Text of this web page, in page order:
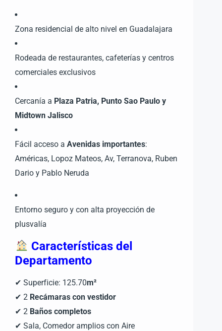
Zona residencial de alto nivel en Guadalajara
Rodeada de restaurantes, cafeterías y centros
comerciales exclusivos
Cercanía a Plaza Patria, Punto Sao Paulo y
Midtown Jalisco
Fácil acceso a Avenidas importantes:
Américas, Lopoz Mateos, Av, Terranova, Ruben
Dario y Pablo Neruda
Entorno seguro y con alta proyección de
plusvalía
Características del
Departamento
✔ Superficie: 125.70m²
✔ 2 Recámaras con vestidor
✔ 2 Baños completos
✔ Sala, Comedor amplios con Aire